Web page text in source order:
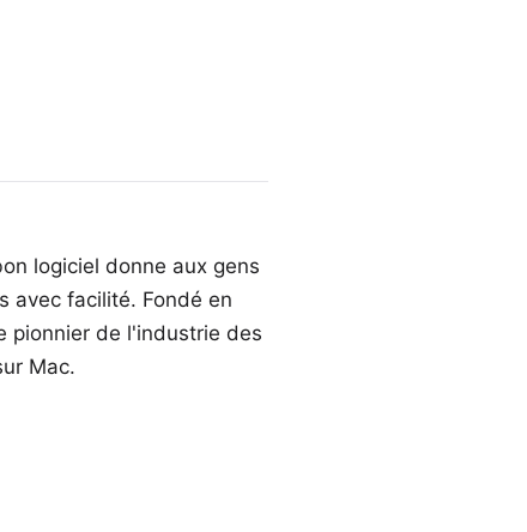
logiciel donne aux gens
avec facilité. Fondé en
pionnier de l'industrie des
Mac.